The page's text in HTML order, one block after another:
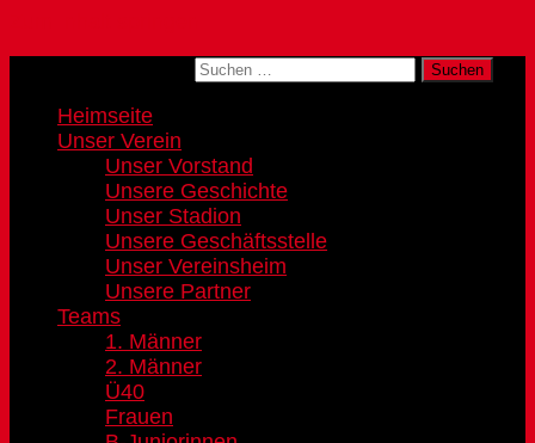
Heimseite
Unser Verein
Unser Vorstand
Unsere Geschichte
Unser Stadion
Unsere Geschäftsstelle
Unser Vereinsheim
Unsere Partner
Teams
1. Männer
2. Männer
Ü40
Frauen